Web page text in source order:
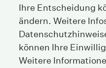
E-Mail
Hier finden Sie uns
Kontakt
Ihre Entscheidung
ändern. Weitere
können Ihre
Weitere